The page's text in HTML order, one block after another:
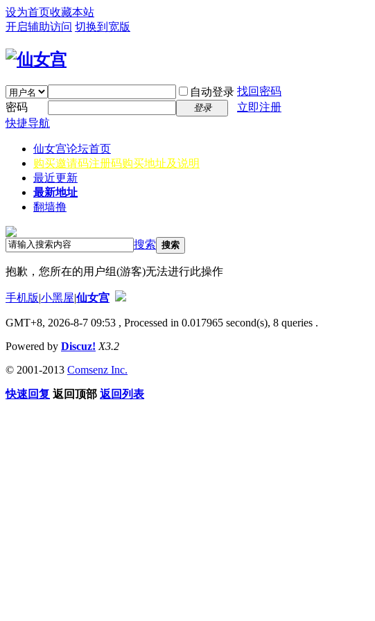
设为首页收藏本站
开启辅助访问 切换到宽版
自动登录 找回密码
密码
登录
立即注册
快捷导航
仙女宫论坛首页
购买邀请码注册码购买地址及说明
最近更新
最新地址
翻墙撸
搜索 搜索
抱歉，您所在的用户组(游客)无法进行此操作
手机版|小黑屋|仙女宫
GMT+8, 2026-8-7 09:53 , Processed in 0.017965 second(s), 8 queries .
Powered by Discuz! X3.2
© 2001-2013 Comsenz Inc.
快速回复 返回顶部 返回列表